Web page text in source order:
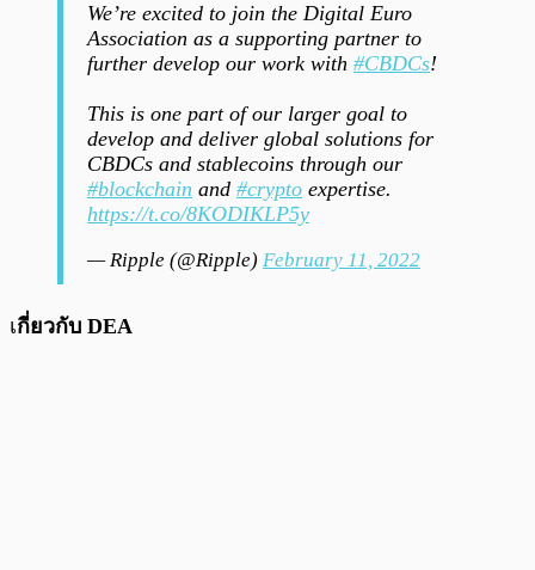
We’re excited to join the Digital Euro
Association as a supporting partner to
further develop our work with #CBDCs!
This is one part of our larger goal to
develop and deliver global solutions for
CBDCs and stablecoins through our
#blockchain and #crypto expertise.
https://t.co/8KODIKLP5y
— Ripple (@Ripple) February 11, 2022
เกี่ยวกับ DEA